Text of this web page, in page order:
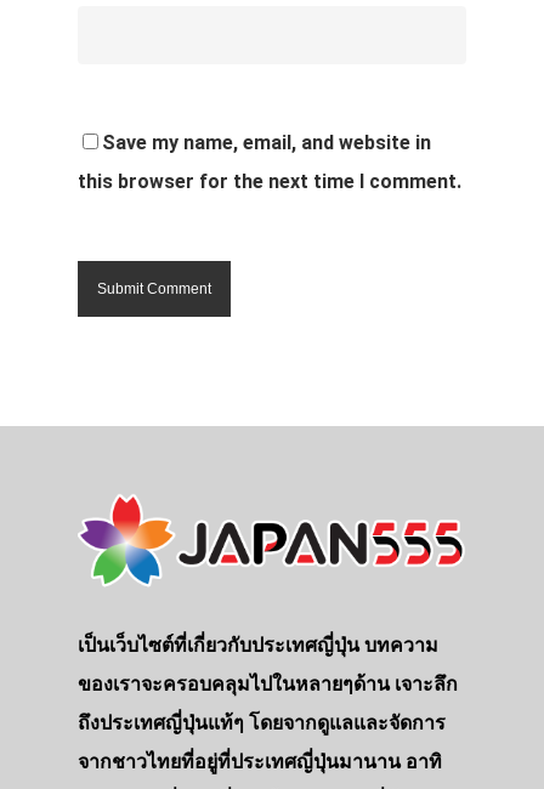
Save my name, email, and website in
this browser for the next time I comment.
เป็นเว็บไซต์ที่เกี่ยวกับประเทศญี่ปุ่น บทความ
ของเราจะครอบคลุมไปในหลายๆด้าน เจาะลึก
ถึงประเทศญี่ปุ่นแท้ๆ โดยจากดูแลและจัดการ
จากชาวไทยที่อยู่ที่ประเทศญี่ปุ่นมานาน อาทิ